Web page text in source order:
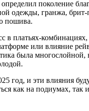
поколение
одежды, гранжа, брит-
пошива.
в платьях-
или влияние
была многослойной,
год, и эти влияния
как на подиумах, так